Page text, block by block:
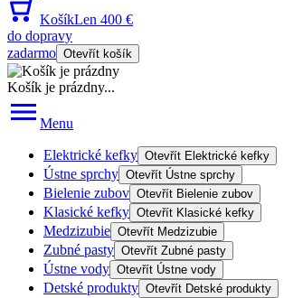
KošíkLen 400 €
do dopravy
zadarmo Otevřít košík
Košík je prázdny...
Menu
Elektrické kefky Otevřít Elektrické kefky
Ústne sprchy Otevřít Ústne sprchy
Bielenie zubov Otevřít Bielenie zubov
Klasické kefky Otevřít Klasické kefky
Medzizubie Otevřít Medzizubie
Zubné pasty Otevřít Zubné pasty
Ústne vody Otevřít Ústne vody
Detské produkty Otevřít Detské produkty